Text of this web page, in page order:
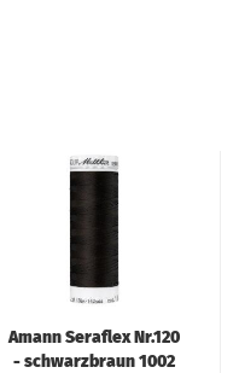
Amann Seraflex Nr.120
- schwarzbraun 1002